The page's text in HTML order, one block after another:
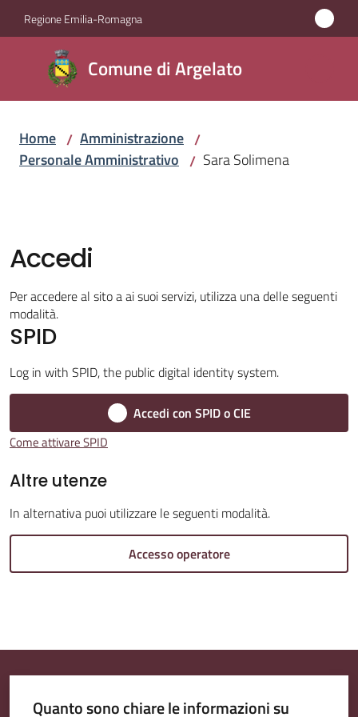
Vai al contenuto
Vai alla navigazione
Vai al footer
Regione Emilia-Romagna
Comune di Argelato
Comune
di
Argelato
Servizi
Vivere
Argelato
Amministrazione
Tutti
Home / Amministrazione /
Personale Amministrativo / Sara Solimena
Accedi
Per accedere al sito a ai suoi servizi, utilizza una delle seguenti
modalità.
SPID
Log in with SPID, the public digital identity system.
Accedi con SPID o CIE
Come attivare SPID
Altre utenze
In alternativa puoi utilizzare le seguenti modalità.
Accesso operatore
Quanto sono chiare le informazioni su